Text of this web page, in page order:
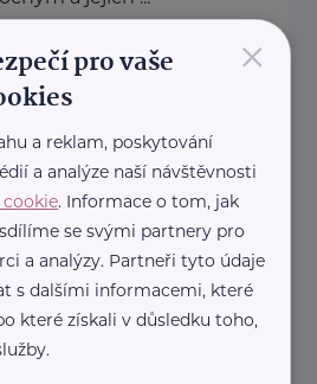
zs.cz/
s.r.o.
Mělník
Krajský úřad Středočeský
×
pro vaše
a reklam, poskytování
a analýze naší návštěvnosti
. Informace o tom, jak
se svými partnery pro
a analýzy. Partneři tyto údaje
s dalšími informacemi, které
které získali v důsledku toho,